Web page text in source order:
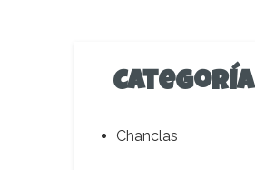
Categoría
Chanclas